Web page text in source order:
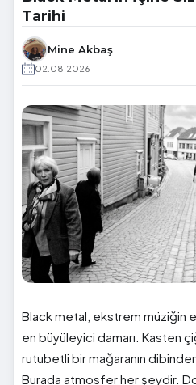
Tarihi
Mine Akbaş
02.08.2026
Black metal, ekstrem müziğin
en büyüleyici damarı. Kasten
rutubetli bir mağaranın
Burada atmosfer her şeydir.